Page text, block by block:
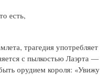
есть,
трагедия употребляет
с пылкостью Лаэрта —
орудием короля: «Увижу